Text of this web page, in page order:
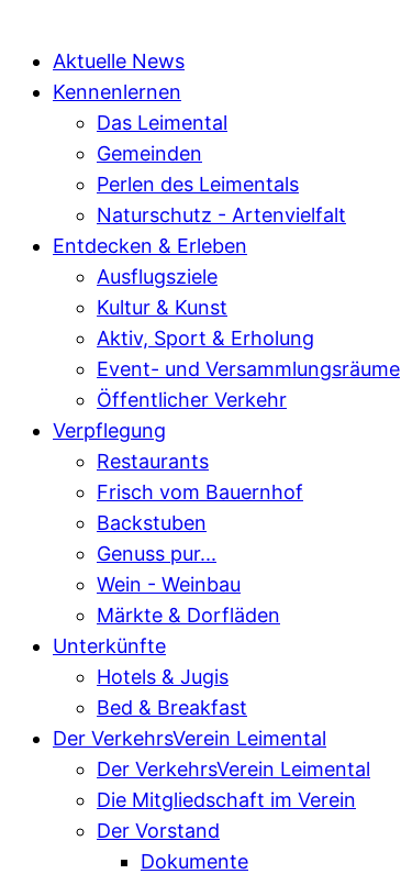
Aktuelle News
Kennenlernen
Das Leimental
Gemeinden
Perlen des Leimentals
Naturschutz - Artenvielfalt
Entdecken & Erleben
Ausflugsziele
Kultur & Kunst
Aktiv, Sport & Erholung
Event- und Versammlungsräume
Öffentlicher Verkehr
Verpflegung
Restaurants
Frisch vom Bauernhof
Backstuben
Genuss pur...
Wein - Weinbau
Märkte & Dorfläden
Unterkünfte
Hotels & Jugis
Bed & Breakfast
Der VerkehrsVerein Leimental
Der VerkehrsVerein Leimental
Die Mitgliedschaft im Verein
Der Vorstand
Dokumente